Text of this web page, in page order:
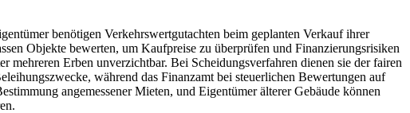
benötigen Verkehrswertgutachten beim geplanten Verkauf ihrer
Objekte bewerten, um Kaufpreise zu überprüfen und Finanzierungsrisiken
Erben unverzichtbar. Bei Scheidungsverfahren dienen sie der fairen
während das Finanzamt bei steuerlichen Bewertungen auf
angemessener Mieten, und Eigentümer älterer Gebäude können